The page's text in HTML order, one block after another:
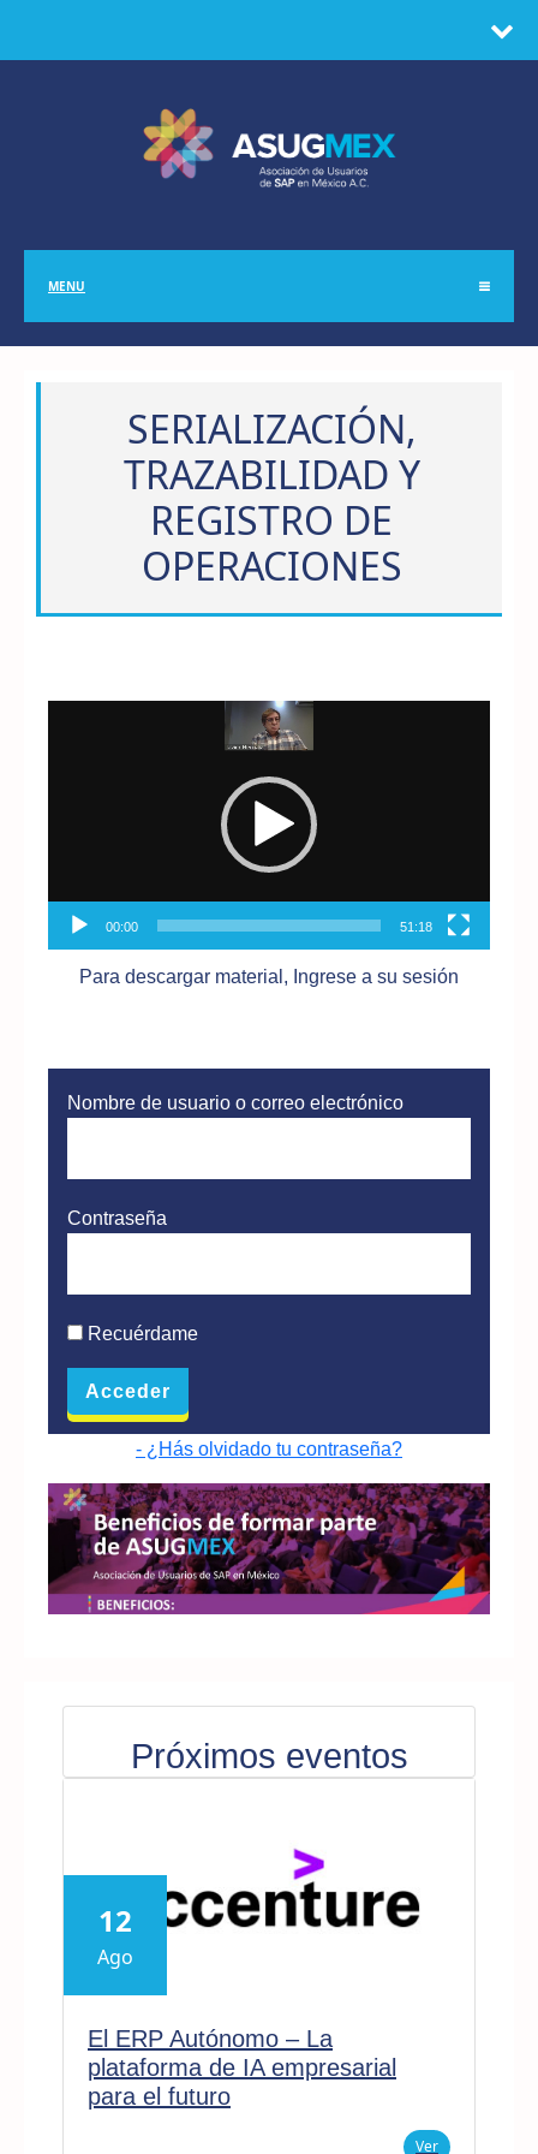
MENU
SERIALIZACIÓN,
TRAZABILIDAD Y
REGISTRO DE
OPERACIONES
00:00 51:18
Para descargar material, Ingrese a su sesión
Nombre de usuario o correo electrónico
Contraseña
Recuérdame
- ¿Hás olvidado tu contraseña?
Próximos eventos
12
Ago
El ERP Autónomo – La
plataforma de IA empresarial
para el futuro
Ver